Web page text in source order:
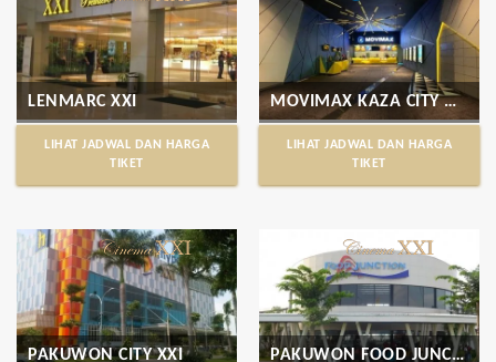
LENMARC XXI
LIHAT JADWAL DAN HARGA
TIKET
MOVIMAX KAZA CITY MALL
LIHAT JADWAL DAN HARGA
TIKET
PAKUWON CITY XXI PAKUWON FOOD JUNCTION XXI